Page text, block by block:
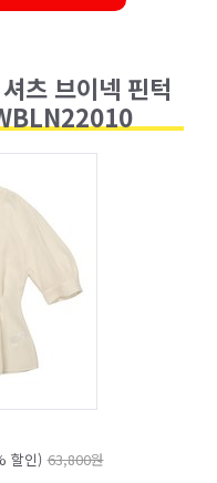
츠 브이넥 핀턱
할인) 63,800원